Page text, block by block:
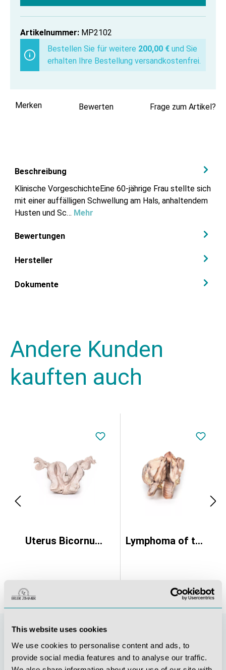
This website uses cookies
We use cookies to personalise content and ads, to
provide social media features and to analyse our traffic.
Artikelnummer: MP2102
Bestellen Sie für weitere 200,00 € und Sie
erhalten Ihre Bestellung versandkostenfrei.
Merken Bewerten Frage zum Artikel?
Beschreibung
Klinische VorgeschichteEine 60-jährige Frau stellte sich
mit einer auffälligen Schwellung am Hals, anhaltendem
Husten und Sc… Mehr
Bewertungen
Hersteller
Dokumente
Andere Kunden
kauften auch
Uterus Bicornuate Unicollis Lymphoma of the thyroid